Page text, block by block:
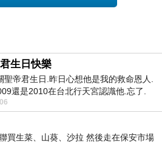
生日快樂
聖帝君生日.昨日心想他是我的救命恩人.
還是2010在台北行天宮認識他.忘了.
交友的網友學
買生菜、山葵、沙拉 然後走在保安市場